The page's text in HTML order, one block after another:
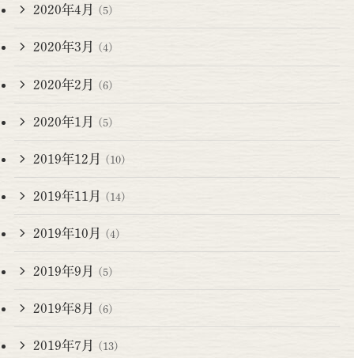
2020年4月 (5)
2020年3月 (4)
2020年2月 (6)
2020年1月 (5)
2019年12月 (10)
2019年11月 (14)
2019年10月 (4)
2019年9月 (5)
2019年8月 (6)
2019年7月 (13)